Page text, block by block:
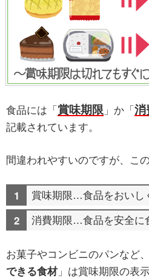
食品には「 賞味期限 」か「 消
記載されています。
間違われやすいのですが、こ
賞味期限…食品をおいし
消費期限…食品を安全に
お菓子やコンビニのパンなど、
できる食材」は賞味期限の表示